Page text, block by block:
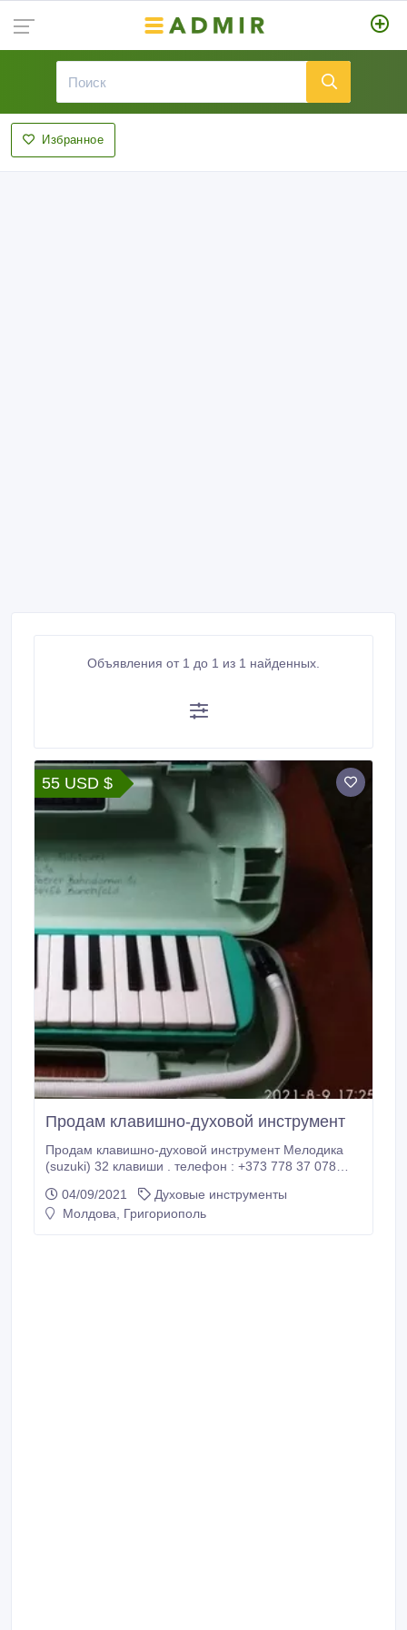
Избранное
Объявления от 1 до 1 из 1 найденных.
55 USD $
Продам клавишно-духовой инструмент
Продам клавишно-духовой инструмент Мелодика
(suzuki) 32 клавиши . телефон : +373 778 37 078
04/09/2021
Духовые инструменты
Молдова, Григориополь